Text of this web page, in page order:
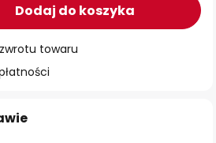
Dodaj do koszyka
towaru